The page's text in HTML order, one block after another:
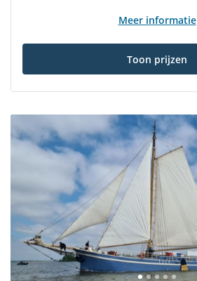
Meer informatie
Toon prijzen